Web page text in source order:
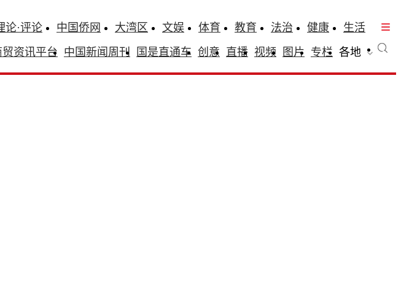
论·评论 中国侨网 大湾区 文娱 体育 教育 法治 健康
生活
资讯平台 中国新闻周刊 国是直通车 创意 直播 视频 图片 专栏 各地